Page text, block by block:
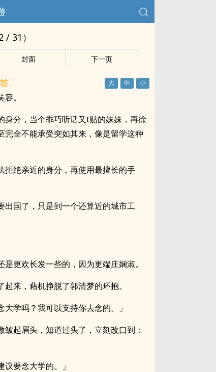
/ 31）
封面 下一页
〕
。
身分，当个乖巧听话又t贴的妹妹，再徐
全不能承受突如其来，像是留学这种
拒绝亲近的身分，再使用最擅长的手
出国了，只是到一个还算近的城市工
更欢长发一些的，因为更端庄娴淑。
来，藉机挣脱了郭清梦的环抱。
学吗？我可以支持你去念的。」
皱起眉头，知道过头了，立刻改口到：
要念大学的。」